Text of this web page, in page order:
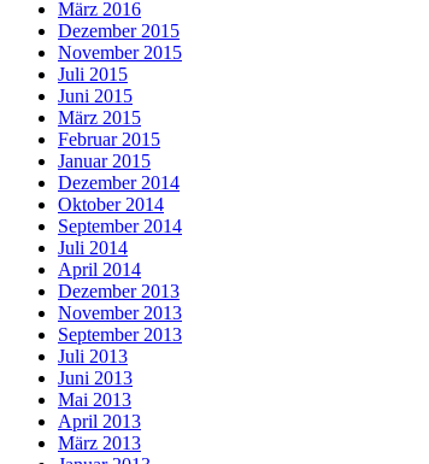
März 2016
Dezember 2015
November 2015
Juli 2015
Juni 2015
März 2015
Februar 2015
Januar 2015
Dezember 2014
Oktober 2014
September 2014
Juli 2014
April 2014
Dezember 2013
November 2013
September 2013
Juli 2013
Juni 2013
Mai 2013
April 2013
März 2013